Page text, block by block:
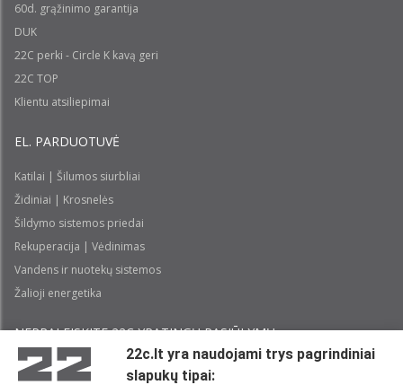
60d. grąžinimo garantija
DUK
22C perki - Circle K kavą geri
22C TOP
Klientu atsiliepimai
EL. PARDUOTUVĖ
Katilai | Šilumos siurbliai
Židiniai | Krosnelės
Šildymo sistemos priedai
Rekuperacija | Vėdinimas
Vandens ir nuotekų sistemos
Žalioji energetika
NEPRALEISKITE 22С YPATINGŲ PASIŪLYMŲ:
22c.lt yra naudojami trys pagrindiniai
slapukų tipai: